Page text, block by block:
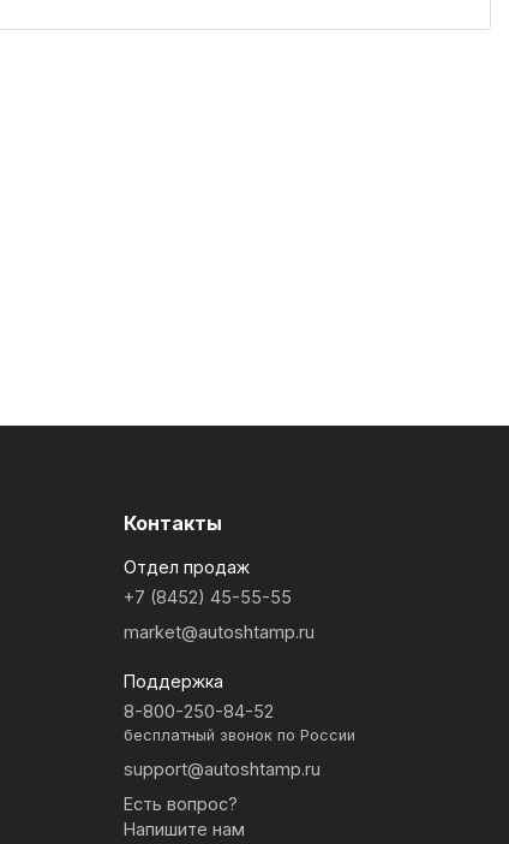
Контакты
Отдел продаж
+7 (8452) 45-55-55
market@autoshtamp.ru
Поддержка
8-800-250-84-52
бесплатный звонок по России
support@autoshtamp.ru
Есть вопрос?
Напишите нам